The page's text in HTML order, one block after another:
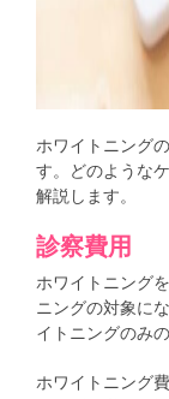
ホワイトニング
す。どのような
解説します。
診察費用
ホワイトニング
ニングの対象に
イトニングのみ
ホワイトニング